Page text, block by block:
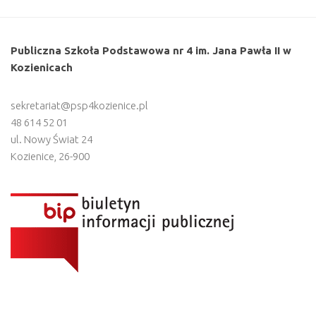
Publiczna Szkoła Podstawowa nr 4 im. Jana Pawła II w
Kozienicach
sekretariat@psp4kozienice.pl
48 614 52 01
ul. Nowy Świat 24
Kozienice 26-900